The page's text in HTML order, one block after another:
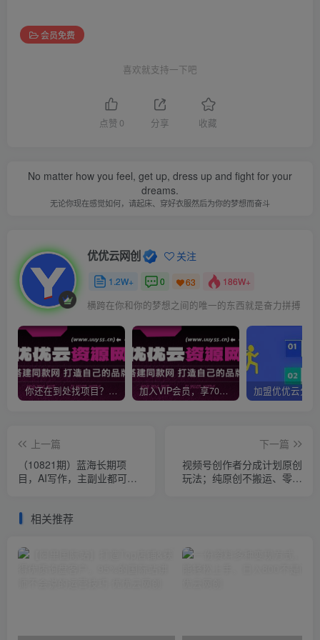
会员免费
喜欢就支持一下吧
点赞 0 分享 收藏
No matter how you feel, get up, dress up and fight for your
dreams.
无论你现在感觉如何，请起床、穿好衣服然后为你的梦想而奋斗
优优云网创 关注
1.2W+ 0 63 186W+
横跨在你和你的梦想之间的唯一的东西就是奋力拼搏
你还在到处找项目？还在当韭菜？我靠网创资源站一个月收入5万+，曾经我也是个失败者。 加入VIP会员，享70%的推广提成，免费学习多种网上创业课程，菜鸟秒变大神！
上一篇
（10821期）蓝海长期项
目，AI写作，主副业都可
下一篇
视频号创作者分成计划原创
玩法；纯原创不搬运、零基
相关推荐